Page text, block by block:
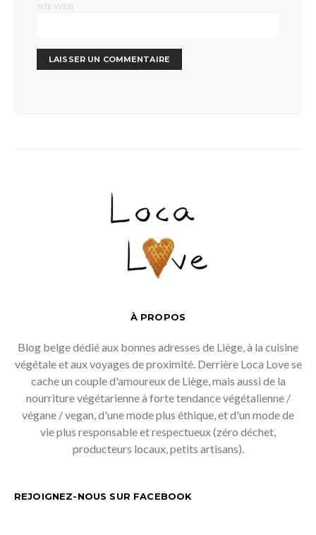
SITE WEB
À PROPOS
Blog belge dédié aux bonnes adresses de Liège, à la cuisine
végétale et aux voyages de proximité. Derrière Loca Love se
cache un couple d'amoureux de Liège, mais aussi de la
nourriture végétarienne à forte tendance végétalienne /
végane / vegan, d'une mode plus éthique, et d'un mode de
vie plus responsable et respectueux (zéro déchet,
producteurs locaux, petits artisans).
REJOIGNEZ-NOUS SUR FACEBOOK